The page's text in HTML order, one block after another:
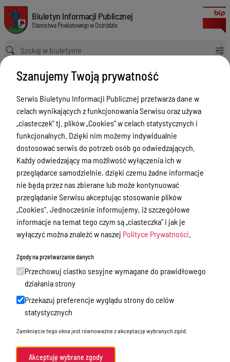
Zgłaszanie roboty geodezyjnej i kartograficznej
Biuletyn Informacji Publicznej Starostwa Powiatowego w Ostródzie
Biuletyn Informacji Publicznej
Starostwa Powiatowego w Ostródzie
Ścieżka powrotu
Strona główna
Poradnik interesanta Wydział Geodezji i Kartografii
Zgłaszanie roboty geodezyjnej i kartograficznej
Poradnik interesanta Wydział
Geodezji i Kartografii
Menu Przedmiotowe
Starostwo Powiatowe
Poradnik Interesanta
Informacje o naborze
Zamówienia Publiczne
Tablica ogłoszeń
Nieodpłatna Pomoc Prawna
Akty Prawne
Rejestry, ewidencje i archiwa
Budżet
Organizacja działania samorządu
powiatowego
Szanujemy Twoją prywatność
Serwis Biuletynu Informacji Publicznej przetwarza dane w
celach wynikających z funkcjonowania Serwisu oraz używa
„ciasteczek” tj. plików „Cookies” w celach statystycznych i
funkcjonalnych. Dzięki nim możemy indywidualnie
dostosować serwis do potrzeb osób go odwiedzających.
Każdy odwiedzający ma możliwość wyłączenia ich w
przeglądarce samodzielnie, dzięki czemu żadne informacje
nie będą przez nas zbierane lub może kontynuować
przeglądanie Serwisu akceptując stosowanie plików
„Cookies”. Jednocześnie informujemy, iż szczegółowe
informacje na temat tego czym są „ciasteczka” i jak je
wyłączyć można znaleźć w naszej Polityce Prywatności
Zgody na przetwarzanie danych
Przechowuj ciastko sesyjne wymagane do prawidłowego
działania strony
Przekazuj preferencje wyglądu strony do celów
statystycznych
Zamknięcie tego okna jest równoważne z akceptację wybranych zgód.
Akceptuję wybrane zgody